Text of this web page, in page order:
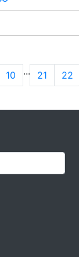
10 ... 21 22